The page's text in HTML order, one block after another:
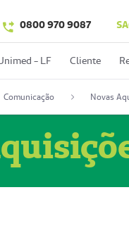
0800 970 9087
- LF Cliente
Comunicação Novas